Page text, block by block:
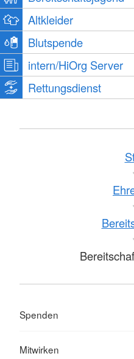
Altkleider
Blutspende
intern/HiOrg Server
Rettungsdienst
Spenden
Mitwirken